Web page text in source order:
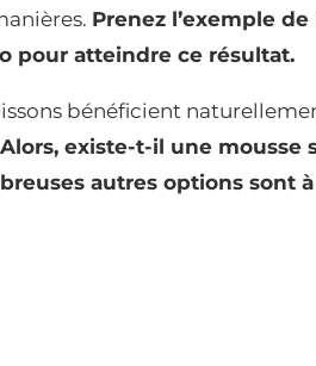
Prenez l’exemple de
pour atteindre ce résultat.
bénéficient
Alors, existe-t-il une mousse
autres options sont